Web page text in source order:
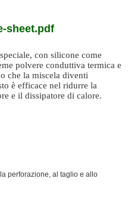
sheet.pdf
con silicone come
polvere conduttiva termica e
che la miscela diventi
è efficace nel ridurre la
e il dissipatore di calore.
perforazione, al taglio e allo